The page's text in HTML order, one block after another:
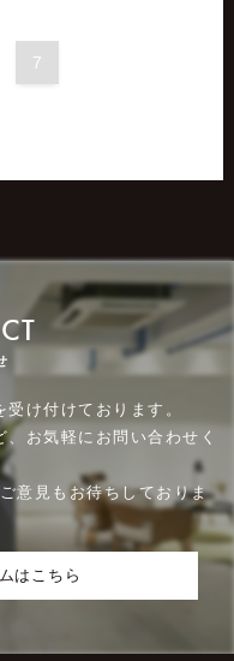
7
け付けております。
お気軽にお問い合わせく
意見もお待ちしておりま
はこちら